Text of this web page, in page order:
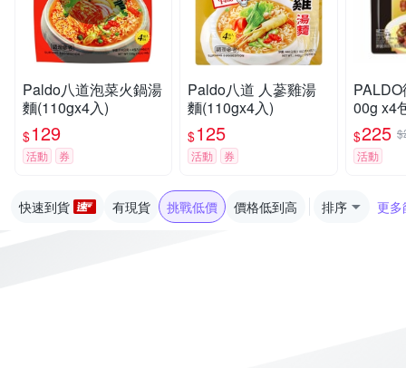
Paldo八道泡菜火鍋湯
麵(110gx4入)
$129
活動 券
Paldo八道 人蔘雞湯
麵(110gx4入)
$125
活動 券
00g x4
$225
活動
快速到貨 有現貨 挑戰低價 價格低到高 排序 更多